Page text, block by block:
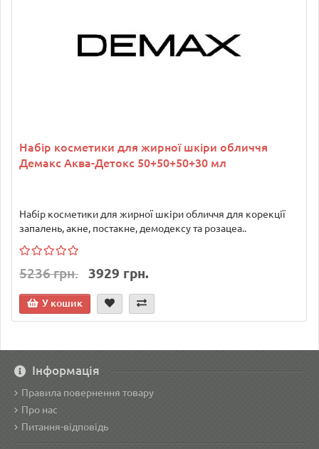
Набір косметики для жирної шкіри обличчя
Демакс Аква-Детокс 50+50+50+30 мл
Набір косметики для жирної шкіри обличчя для корекції
запалень, акне, постакне, демодексу та розацеа..
5236 грн. 3929 грн.
У кошик
Інформація
Правила повернення товару
Про нас
Питання-відповідь